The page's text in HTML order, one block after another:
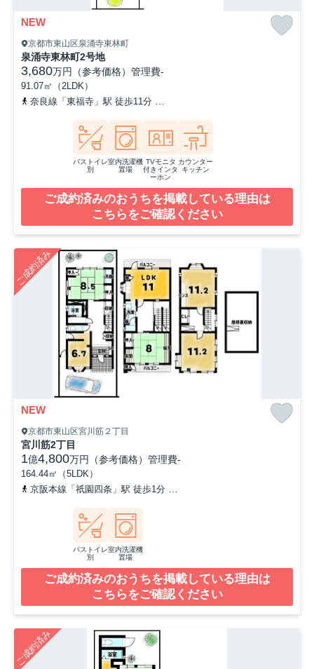
NEW
京都市東山区泉涌寺東林町
泉涌寺東林町2号地
3,680万円（参考価格） 管理費-
91.07㎡（2LDK）
奈良線「東福寺」駅 徒歩11分
バストイレ
別
室内洗濯機
置場
TVモニタ
付きインタ
ーホン
カウンター
キッチン
ご成約済みのおうちを掲載している理由は
こちらをご確認ください
ご成約済み
NEW
京都市東山区宮川筋２丁目
宮川筋2丁目
1億4,800万円（参考価格） 管理費-
164.44㎡（5LDK）
京阪本線「祇園四条」駅 徒歩1分
バストイレ
別
室内洗濯機
置場
ご成約済みのおうちを掲載している理由は
こちらをご確認ください
ご成約済み